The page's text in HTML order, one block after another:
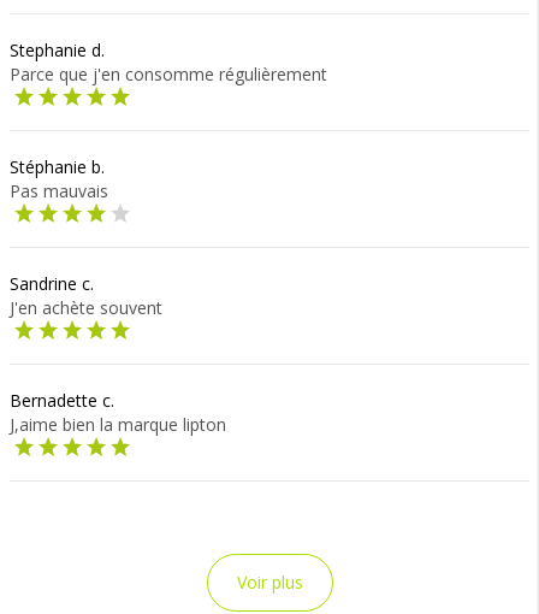
Stephanie d.
Parce que j'en consomme régulièrement
Stéphanie b.
Pas mauvais
Sandrine c.
J'en achète souvent
Bernadette c.
J,aime bien la marque lipton
Voir plus